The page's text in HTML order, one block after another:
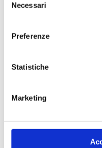
delNecessari
Preferenze
Statistiche
Marketing